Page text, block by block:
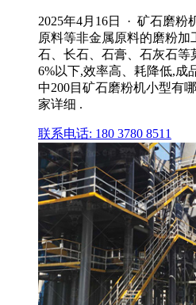
2025年4月16日 · 矿石磨粉
原料等非金属原料的磨粉
石、长石、石膏、石灰石等
6%以下,效率高、耗降低,成
中200目矿石磨粉机小型有
家详细 .
联系电话: 180 3780 8511